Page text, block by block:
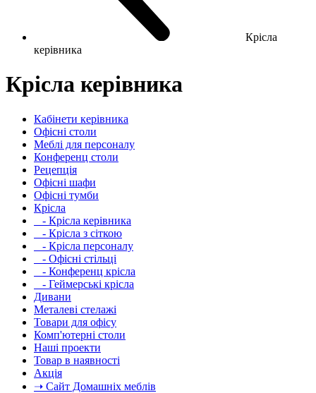
Крісла
керівника
Крісла керівника
Кабінети керівника
Офісні столи
Меблі для персоналу
Конференц столи
Рецепція
Офісні шафи
Офісні тумби
Крісла
- Крісла керівника
- Крісла з сіткою
- Крісла персоналу
- Офісні стільці
- Конференц крісла
- Геймерські крісла
Дивани
Металеві стелажі
Товари для офісу
Комп'ютерні столи
Наші проекти
Товар в наявності
Акція
➝ Сайт Домашніх меблів